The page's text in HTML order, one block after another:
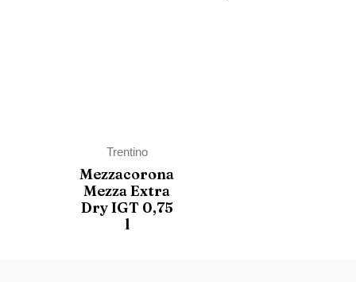
Trentino
Mezzacorona
Mezza Extra
Dry IGT 0,75
l